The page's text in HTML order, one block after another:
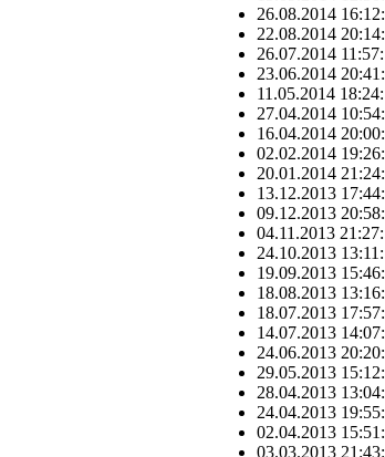
26.08.2014 16:12:
22.08.2014 20:14:
26.07.2014 11:57:
23.06.2014 20:41:
11.05.2014 18:24:
27.04.2014 10:54:
16.04.2014 20:00:
02.02.2014 19:26:
20.01.2014 21:24:
13.12.2013 17:44:
09.12.2013 20:58:
04.11.2013 21:27:
24.10.2013 13:11:
19.09.2013 15:46:
18.08.2013 13:16:
18.07.2013 17:57:
14.07.2013 14:07:
24.06.2013 20:20:
29.05.2013 15:12:
28.04.2013 13:04:
24.04.2013 19:55:
02.04.2013 15:51:
03.03.2013 21:43: